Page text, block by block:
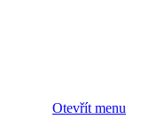
Otevřít menu